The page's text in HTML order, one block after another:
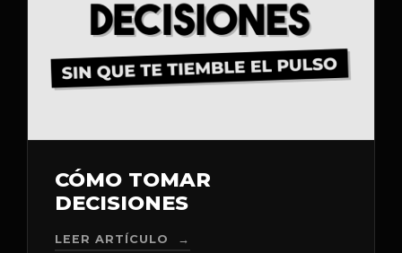
CÓMO TOMAR
DECISIONES
LEER ARTÍCULO →